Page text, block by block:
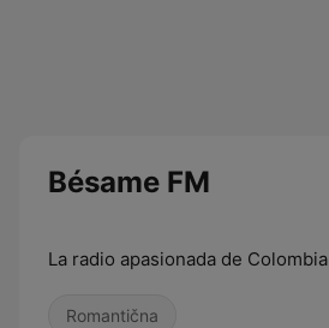
Bésame FM
La radio apasionada de Colombia
Romantična